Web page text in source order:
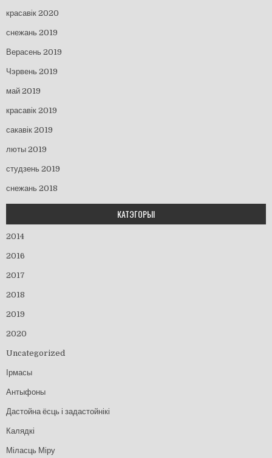
красавік 2020
снежань 2019
Верасень 2019
Чэрвень 2019
май 2019
красавік 2019
сакавік 2019
люты 2019
студзень 2019
снежань 2018
КАТЭГОРЫІ
2014
2016
2017
2018
2019
2020
Uncategorized
Ірмасы
Антыфоны
Дастойна ёсць і задастойнікі
Калядкі
Міласць Міру